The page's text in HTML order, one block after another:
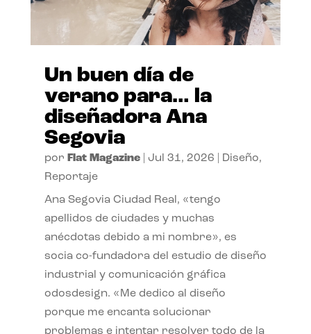
Un buen día de
verano para… la
diseñadora Ana
Segovia
por Flat Magazine| Jul 31, 2026 Diseño,
Reportaje
Ana Segovia Ciudad Real, «tengo
apellidos de ciudades y muchas
anécdotas debido a mi nombre», es
socia co-fundadora del estudio de diseño
industrial y comunicación gráfica
odosdesign. «Me dedico al diseño
porque me encanta solucionar
problemas e intentar resolver todo de la